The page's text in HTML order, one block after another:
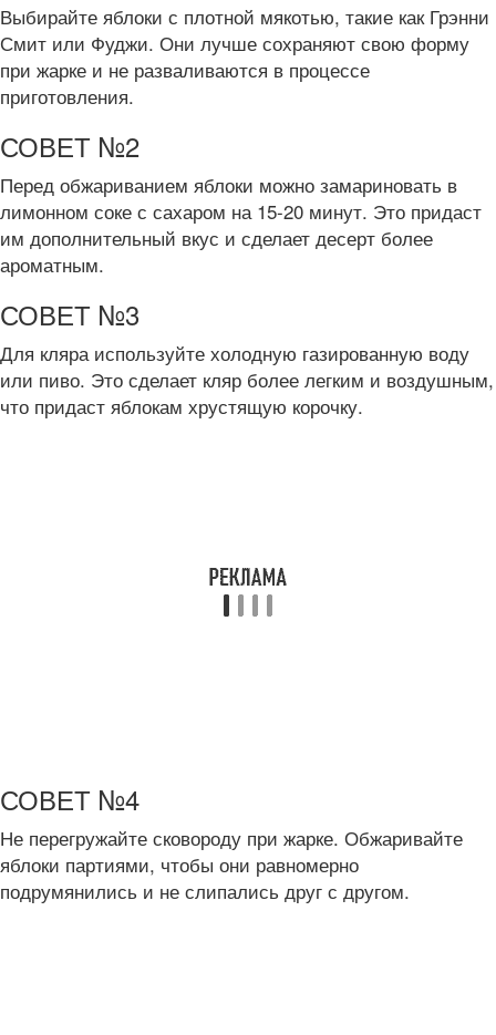
Выбирайте яблоки с плотной мякотью, такие как Грэнни
Смит или Фуджи. Они лучше сохраняют свою форму
при жарке и не разваливаются в процессе
приготовления.
СОВЕТ №2
Перед обжариванием яблоки можно замариновать в
лимонном соке с сахаром на 15-20 минут. Это придаст
им дополнительный вкус и сделает десерт более
ароматным.
СОВЕТ №3
Для кляра используйте холодную газированную воду
или пиво. Это сделает кляр более легким и воздушным,
что придаст яблокам хрустящую корочку.
СОВЕТ №4
Не перегружайте сковороду при жарке. Обжаривайте
яблоки партиями, чтобы они равномерно
подрумянились и не слипались друг с другом.